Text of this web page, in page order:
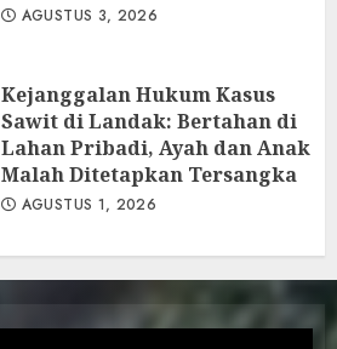
AGUSTUS 3, 2026
Kejanggalan Hukum Kasus
Sawit di Landak: Bertahan di
Lahan Pribadi, Ayah dan Anak
Malah Ditetapkan Tersangka
AGUSTUS 1, 2026